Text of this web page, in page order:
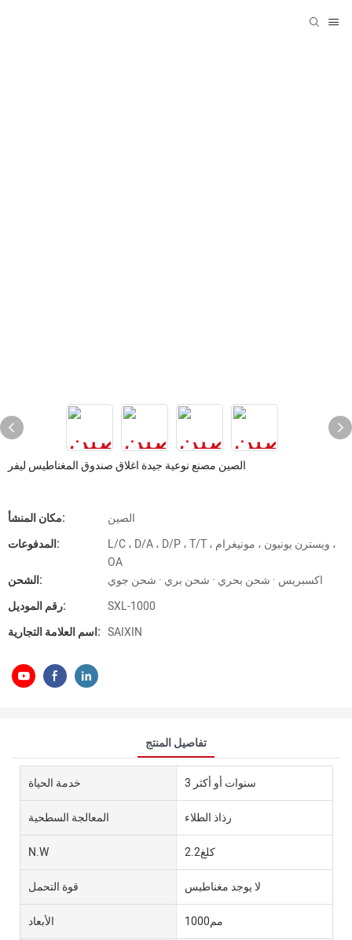
الصين مصنع نوعية جيدة اغلاق صندوق المغناطيس ليفر
مكان المنشأ:
الصين
المدفوعات:
L/C ، D/A ، D/P ، T/T ، ويسترن يونيون ، مونيغرام ،
OA
الشحن:
اكسبريس · شحن بحري · شحن بري · شحن جوي
رقم الموديل:
SXL-1000
اسم العلامة التجارية: SAIXIN
تفاصيل المنتج
خدمة الحياة 3 سنوات أو أكثر
المعالجة السطحية رذاذ الطلاء
N.W كلغ2.2
قوة التحمل لا يوجد مغناطيس
الأبعاد مم1000